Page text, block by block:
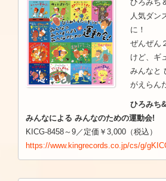
ひろみち
人気ダン
に！
ぜんぜん
けど、ギ
みんなと
がえらん
ひろみち
みんなによる みんなのための運動会!
KICG-8458～9／定価￥3,000（税込）
https://www.kingrecords.co.jp/cs/g/